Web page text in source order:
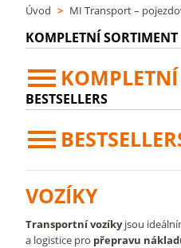
Úvod > MI Transport –
KOMPLETNÍ SORTIMENT
BESTSELLERS
VOZÍKY
Transportní vozíkyjsou
a logistice pro přepravu